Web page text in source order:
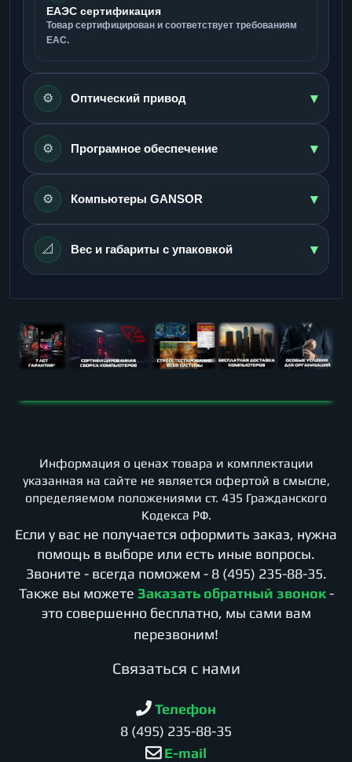
ЕАЭС сертификация
Товар сертифицирован и соответствует требованиям
ЕАС.
⚙️ Оптический привод ▾
⚙️ Програмное обеспечение ▾
⚙️ Компьютеры GANSOR ▾
📐 Вес и габариты с упаковкой ▾
Информация о ценах товара и комплектации
указанная на сайте не является офертой в смысле,
определяемом положениями ст. 435 Гражданского
Кодекса РФ.
Если у вас не получается оформить заказ, нужна
помощь в выборе или есть иные вопросы.
Звоните - всегда поможем - 8 (495) 235-88-35.
Также вы можете Заказать обратный звонок -
это совершенно бесплатно, мы сами вам
перезвоним!
Cвязаться с нами
Телефон
8 (495) 235-88-35
E-mail